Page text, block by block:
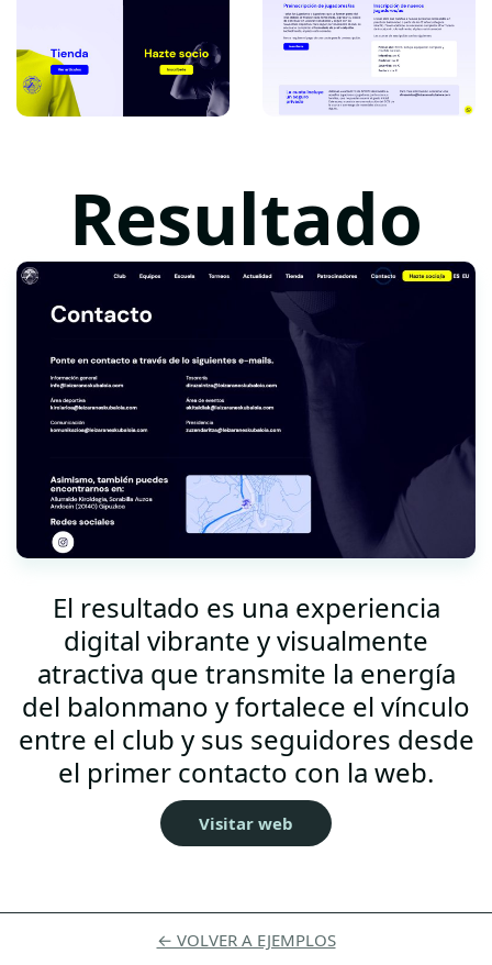
Resultado
El resultado es una experiencia
digital vibrante y visualmente
atractiva que transmite la energía
del balonmano y fortalece el vínculo
entre el club y sus seguidores desde
el primer contacto con la web.
Visitar web
← VOLVER A EJEMPLOS